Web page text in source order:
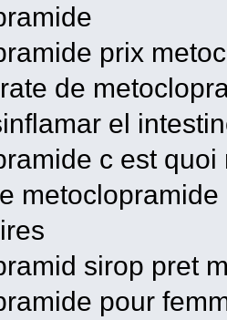
prix
de
el
c est
sirop pret
pour